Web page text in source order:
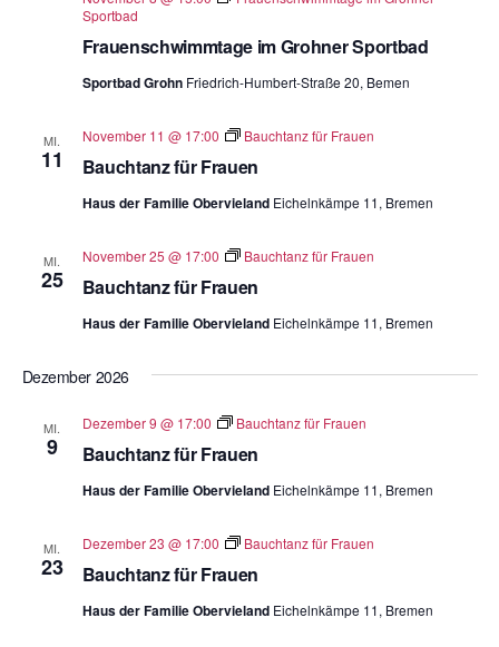
Frauenschwimmtage im Grohner Sportbad
Sportbad
Sportbad Grohn Friedrich-Humbert-Straße 20, Bemen
MI.
11 Bauchtanz für Frauen
November 11 @ 17:00 Bauchtanz für Frauen
Haus der Familie Obervieland Eichelnkämpe 11, Bremen
MI.
25 Bauchtanz für Frauen
November 25 @ 17:00 Bauchtanz für Frauen
Haus der Familie Obervieland Eichelnkämpe 11, Bremen
Dezember 2026
MI.
9 Bauchtanz für Frauen
Dezember 9 @ 17:00 Bauchtanz für Frauen
Haus der Familie Obervieland Eichelnkämpe 11, Bremen
MI.
23 Bauchtanz für Frauen
Dezember 23 @ 17:00 Bauchtanz für Frauen
Haus der Familie Obervieland Eichelnkämpe 11, Bremen